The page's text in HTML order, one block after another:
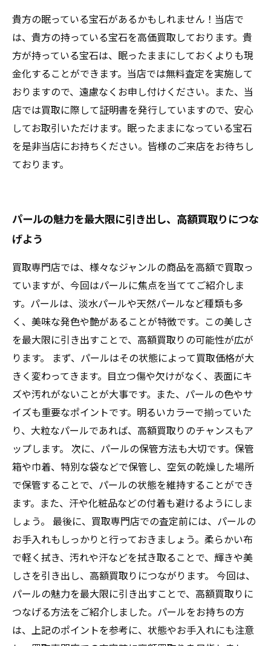
貴方の眠っている宝石があるかもしれません！当店で
は、貴方の持っている宝石を高価買取しております。貴
方が持っている宝石は、眠ったままにしておくよりも現
金化することができます。当店では無料査定を実施して
おりますので、遠慮なくお申し付けください。また、当
店では買取に際して証明書を発行していますので、安心
してお取引いただけます。眠ったままになっている宝石
を是非当店にお持ちください。皆様のご来店をお待ちし
ております。
パールの魅力を最大限に引き出し、高額買取りにつな
げよう
買取専門店では、様々なジャンルの商品を高額で買取っ
ていますが、今回はパールに焦点を当ててご紹介しま
す。パールは、淡水パールや天然パールなど種類も多
く、美味な発色や艶があることが特徴です。この美しさ
を最大限に引き出すことで、高額買取りの可能性が広が
ります。 まず、パールはその状態によって買取価格が大
きく変わってきます。目立つ傷や欠けがなく、表面にキ
ズや汚れがないことが大事です。また、パールの色やサ
イズも重要なポイントです。明るいカラーで揃っていた
り、大粒なパールであれば、高額買取りのチャンスもア
ップします。 次に、パールの保管方法も大切です。保管
箱や巾着、特別な袋などで保管し、空気の乾燥した場所
で保管することで、パールの状態を維持することができ
ます。また、汗や化粧品などの付着も避けるようにしま
しょう。 最後に、買取専門店での査定前には、パールの
お手入れもしっかりと行っておきましょう。柔らかい布
で軽く拭き、汚れや汗などを拭き取ることで、輝きや美
しさを引き出し、高額買取りにつながります。 今回は、
パールの魅力を最大限に引き出すことで、高額買取りに
つなげる方法をご紹介しました。パールをお持ちの方
は、上記のポイントを参考に、状態やお手入れにも注意